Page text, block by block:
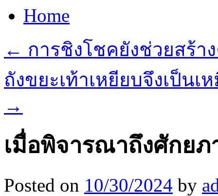
Home
← การชิงโชคยังช่วยสร้า
ถังขยะเท้าเหยียบจึงเป็นเ
→
เมื่อพิจารณาถึงศักย
Posted on 10/30/2024 by